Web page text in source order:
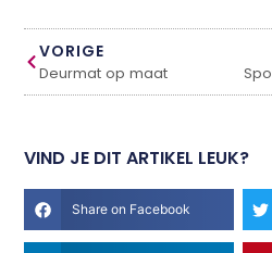
VORIGE
Deurmat op maat
VIND JE DIT ARTIKEL LEUK?
Share on Facebook